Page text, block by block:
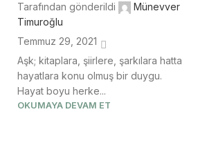
Tarafından gönderildi
Münevver
Timuroğlu
Temmuz 29, 2021
Aşk; kitaplara, şiirlere, şarkılara hatta
hayatlara konu olmuş bir duygu.
Hayat boyu herke...
OKUMAYA DEVAM ET